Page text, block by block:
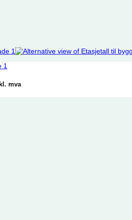
1
156 kr til 1,820 kr
mva